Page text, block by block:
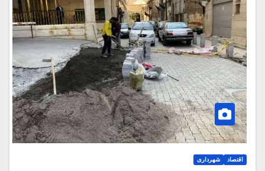
اقتصاد شهرداری